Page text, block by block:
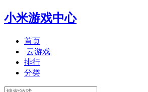
小米游戏中心
首页
云游戏
排行
分类